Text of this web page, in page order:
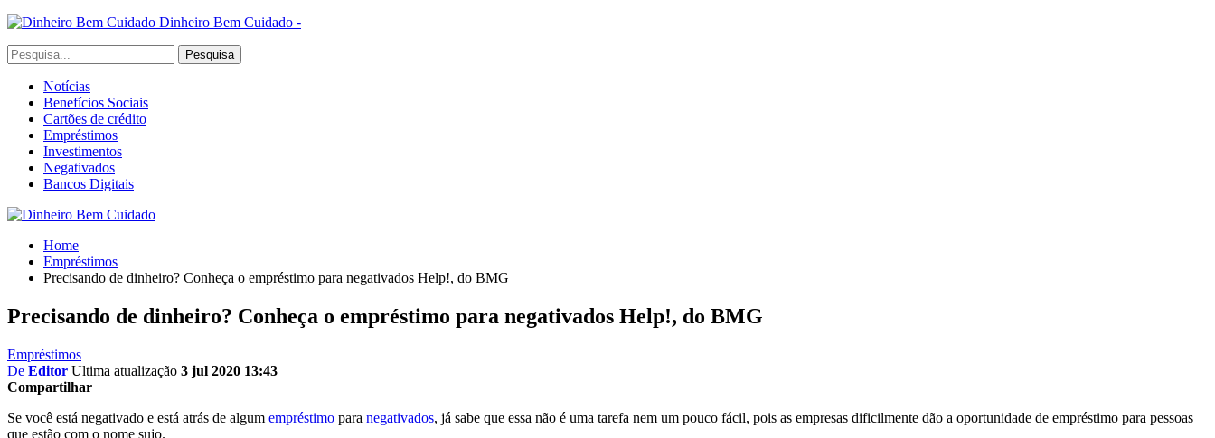
Dinheiro Bem Cuidado -
Notícias
Benefícios Sociais
Cartões de crédito
Empréstimos
Investimentos
Negativados
Bancos Digitais
Home
Empréstimos
Precisando de dinheiro? Conheça o empréstimo para negativados Help!, do BMG
Precisando de dinheiro? Conheça o empréstimo para negativados Help!, do BMG
Empréstimos
De Editor Ultima atualização 3 jul 2020 13:43
Compartilhar
Se você está negativado e está atrás de algum empréstimo para negativados, já sabe que essa não é uma tarefa nem um pouco fácil, pois as empresas dificilmente dão a oportunidade de empréstimo para pessoas
que estão com o nome sujo.